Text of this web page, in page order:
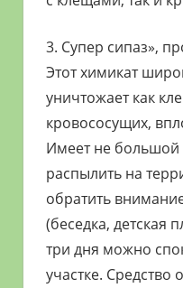
3. Супер сипаз»,
Этот химикат
уничтожает как
кровососущих,
Имеет не большой
распылить на
обратить
(беседка, детская
три дня можно
участке.